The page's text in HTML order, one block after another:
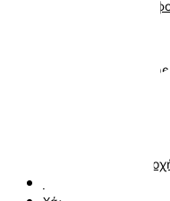
Κουπόνια και
Σχετικά με τα
Αλλαγή χώρα/